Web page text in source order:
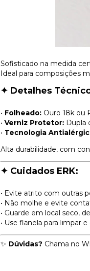
Sofisticado na medida
Ideal para composições
✦ Detalhes
• Folheado: Ouro 18k ou
• Verniz Protetor: Dupla
• Tecnologia
Alta durabilidade, com
✦ Cuidados ERK:
• Evite atrito com outras
• Não molhe e evite
• Guarde em local seco,
• Use flanela para limpar
✨ Dúvidas? Chama no